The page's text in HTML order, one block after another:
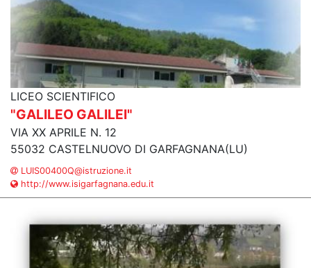
LICEO SCIENTIFICO
"GALILEO GALILEI"
VIA XX APRILE N. 12
55032 CASTELNUOVO DI GARFAGNANA(LU)
LUIS00400Q@istruzione.it
http://www.isigarfagnana.edu.it